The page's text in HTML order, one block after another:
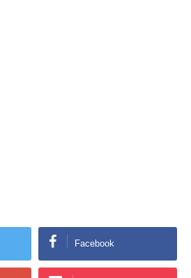
Facebook